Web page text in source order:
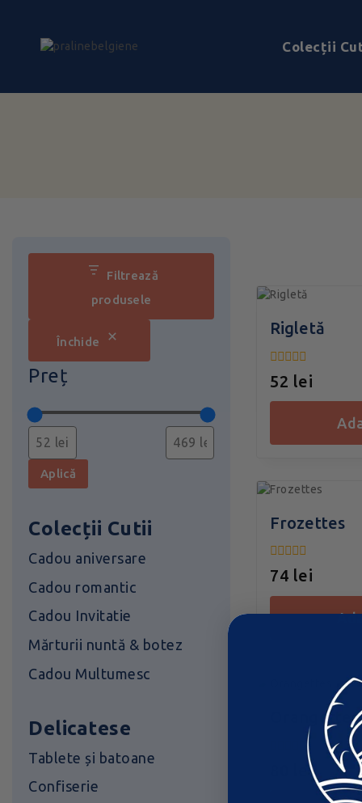
Colecții
Rigletă
0
din
5
52 lei
Frozettes
0
din
5
74 lei
Orangettes
lei
Filtrează
produsele
Închide
Preț
Aplică
Colecții Cutii
Cadou aniversare
Cadou romantic
Cadou Invitatie
Mărturii nuntă & botez
Cadou Multumesc
Delicatese
Tablete și batoane
Confiserie